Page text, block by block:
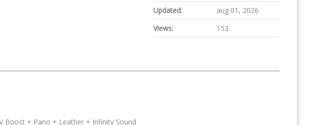
Updated:
aug 01, 2026
Views:
153
Boost + Pano + Leather + Infinity Sound